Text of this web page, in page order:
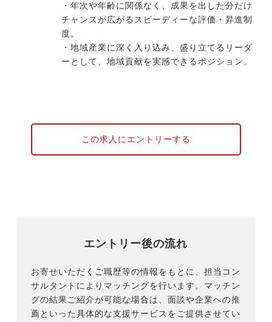
・年次や年齢に関係なく、成果を出した分だけ
チャンスが広がるスピーディーな評価・昇進制
度。
・地域産業に深く入り込み、盛り立てるリーダ
ーとして、地域貢献を実感できるポジション。
この求人にエントリーする
エントリー後の流れ
お寄せいただくご職歴等の情報をもとに、担当コン
サルタントによりマッチングを行います。マッチン
グの結果ご紹介が可能な場合は、面談や企業への推
薦といった具体的な支援サービスをご提供させてい